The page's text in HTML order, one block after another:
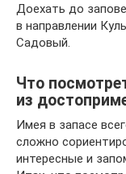
Доехать до
в направлении
Садовый.
Что
из
Имея в запасе
сложно
интересные и